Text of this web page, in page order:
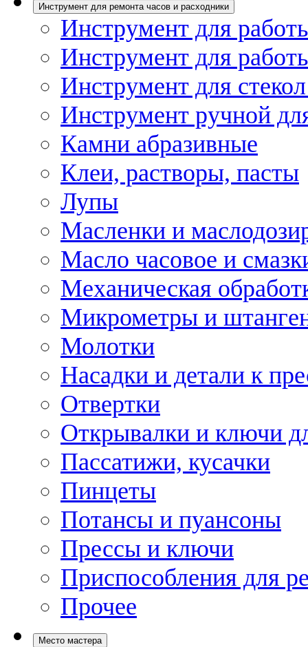
Инструмент для ремонта часов и расходники
Инструмент для
Инструмент для
Инструмент для
Инструмент ручной
Камни абразивные
Клеи, растворы, пасты
Лупы
Масленки и
Масло часовое и
Механическая
Микрометры и
Молотки
Насадки и детали к
Отвертки
Открывалки и ключи
Пассатижи, кусачки
Пинцеты
Потансы и пуансоны
Прессы и ключи
Приспособления для
Прочее
Место мастера